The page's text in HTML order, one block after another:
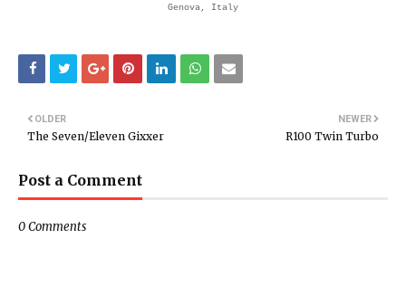
Genova, Italy
NEWER
R100 Twin Turbo
OLDER
The Seven/Eleven Gixxer
Post a Comment
0 Comments